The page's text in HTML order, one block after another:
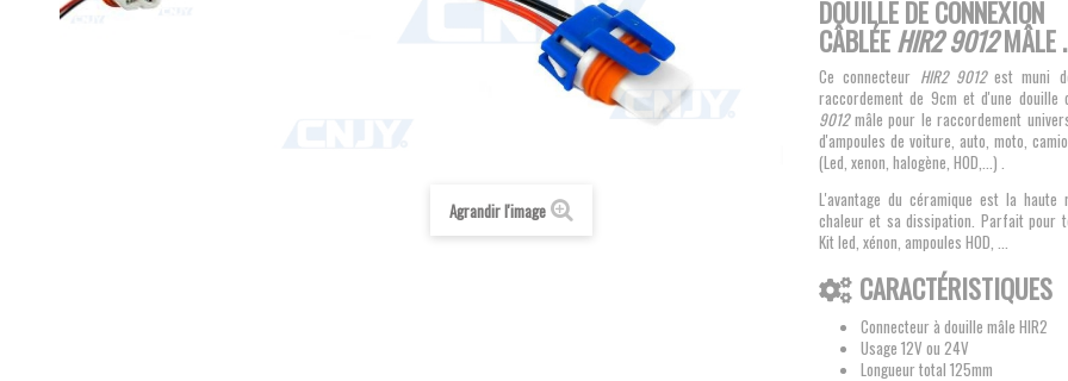
Agrandir l'image
DOUILLE DE CONNEXION
CÂBLÉEHIR2 9012MÂLE.
Ce connecteur HIR2 9012est muni
raccordement de 9cm et d'une douille
9012mâle pour le raccordement
d'ampoules de voiture, auto, moto,
(Led, xenon, halogène, HOD,...) .
L'avantage du céramique est la
chaleur et sa dissipation. Parfait pour
Kit led, xénon, ampoules HOD, ...
CARACTÉRISTIQUES
Connecteur à douille mâle HIR2
Usage 12V ou 24V
Longueur total 125mm